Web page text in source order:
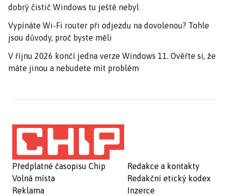
dobrý čistič Windows tu ještě nebyl
Vypínáte Wi-Fi router při odjezdu na dovolenou? Tohle
jsou důvody, proč byste měli
V říjnu 2026 končí jedna verze Windows 11. Ověřte si, že
máte jinou a nebudete mít problém
Předplatné časopisu Chip
Volná místa
Reklama
Redakce a kontakty
Redakční etický kodex
Inzerce